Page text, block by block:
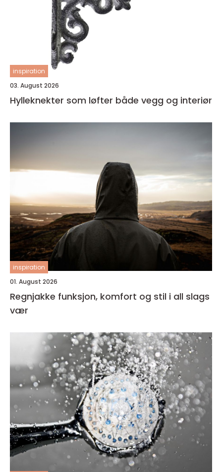
inspiration
03. August 2026
Hylleknekter som løfter både vegg og interiør
inspiration
01. August 2026
Regnjakke funksjon, komfort og stil i all slags
vær